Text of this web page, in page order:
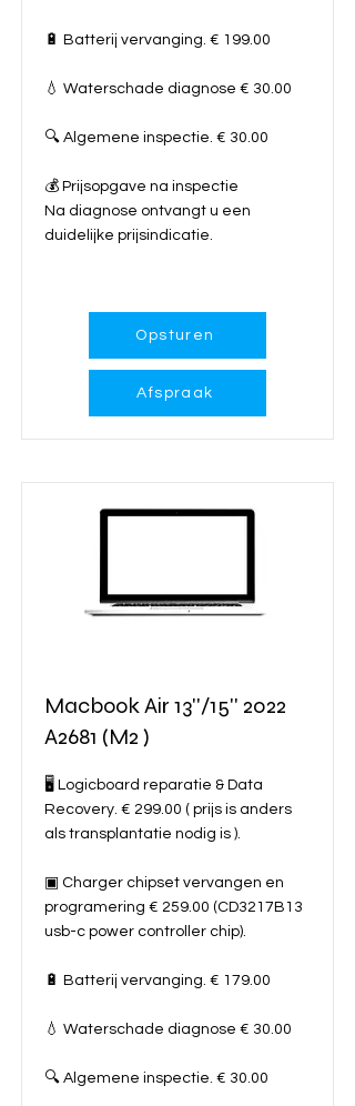
🔋 Batterij vervanging. € 199.00
💧 Waterschade diagnose € 30.00
🔍 Algemene inspectie. € 30.00
💰 Prijsopgave na inspectie
Na diagnose ontvangt u een
duidelijke prijsindicatie.
Opsturen
Afspraak
Macbook Air 13''/15'' 2022
A2681 (M2 )
🖥️ Logicboard reparatie & Data
Recovery. € 299.00 ( prijs is anders
als transplantatie nodig is ).
▣ Charger chipset vervangen en
programering € 259.00 (CD3217B13
usb-c power controller chip).
🔋 Batterij vervanging. € 179.00
💧 Waterschade diagnose € 30.00
🔍 Algemene inspectie. € 30.00